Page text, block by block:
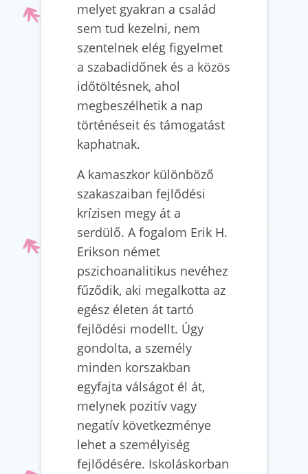
melyet gyakran a család
sem tud kezelni, nem
szentelnek elég figyelmet
a szabadidőnek és a közös
időtöltésnek, ahol
megbeszélhetik a nap
történéseit és támogatást
kaphatnak.
A kamaszkor különböző
szakaszaiban fejlődési
krízisen megy át a
serdülő. A fogalom Erik H.
Erikson német
pszichoanalitikus nevéhez
fűződik, aki megalkotta az
egész életen át tartó
fejlődési modellt. Úgy
gondolta, a személy
minden korszakban
egyfajta válságot él át,
melynek pozitív vagy
negatív következménye
lehet a személyiség
fejlődésére. Iskoláskorban